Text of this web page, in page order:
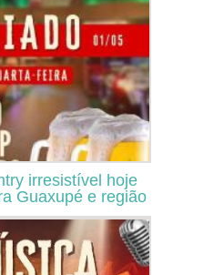
irresistível hoje
Guaxupé e região